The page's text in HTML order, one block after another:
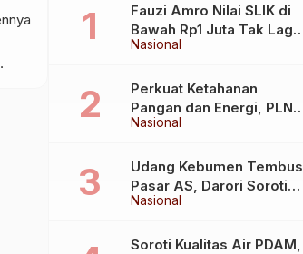
Nasional
Fauzi Amro Nilai SLIK di
Bawah Rp1 Juta Tak Lagi
Hambat Akses Rumah
Nasional
Perkuat Ketahanan
Pangan dan Energi, PLN
Jalin Kerja Sama Strategis
Kelautan dan Perikanan
Nasional
Udang Kebumen Tembus
Pasar AS, Darori Soroti
Dampaknya bagi Warga
Soroti Kualitas Air PDAM,